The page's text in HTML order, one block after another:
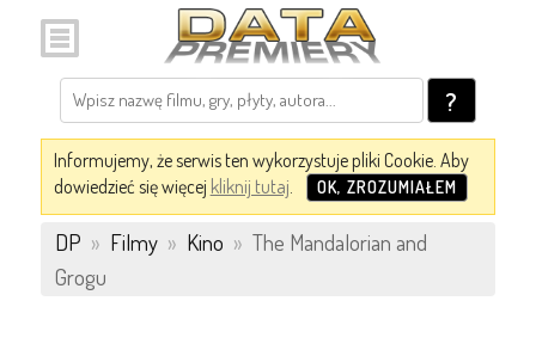
?
Informujemy, że serwis ten wykorzystuje pliki Cookie. Aby
dowiedzieć się więcej kliknij tutaj. OK, ZROZUMIAŁEM
DP » Filmy » Kino » The Mandalorian and
Grogu